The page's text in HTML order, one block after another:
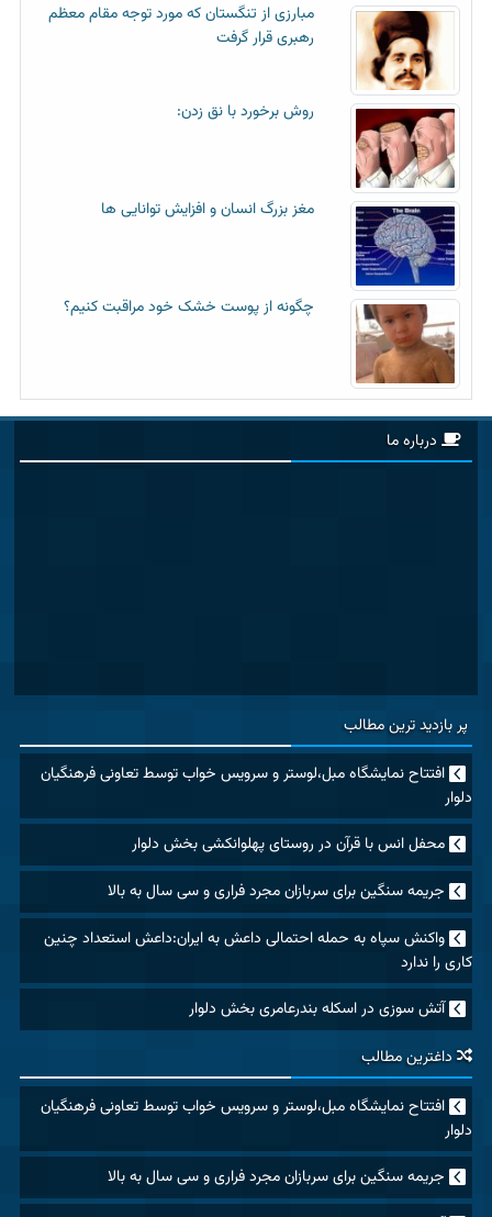
مبارزی از تنگستان که مورد توجه مقام معظم
رهبری قرار گرفت
روش برخورد با نق زدن:
مغز بزرگ انسان و افزایش توانایی ها
چگونه از پوست خشک خود مراقبت کنیم؟
درباره ما
پر بازدید ترین مطالب
افتتاح نمایشگاه مبل،لوستر و سرویس خواب توسط تعاونی فرهنگیان
دلوار
محفل انس با قرآن در روستای پهلوانکشی بخش دلوار
جریمه سنگین برای سربازان مجرد فراری و سی سال به بالا
واکنش سپاه به حمله احتمالی داعش به ایران:داعش استعداد چنین
کاری را ندارد
آتش سوزی در اسکله بندرعامری بخش دلوار
داغترین مطالب
افتتاح نمایشگاه مبل،لوستر و سرویس خواب توسط تعاونی فرهنگیان
دلوار
جریمه سنگین برای سربازان مجرد فراری و سی سال به بالا